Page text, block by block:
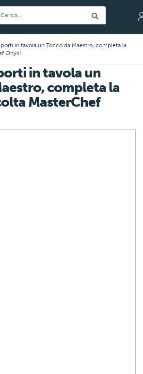
in tavola un Tocco da Maestro, completa la
Onyx!
in tavola un
completa la
MasterChef